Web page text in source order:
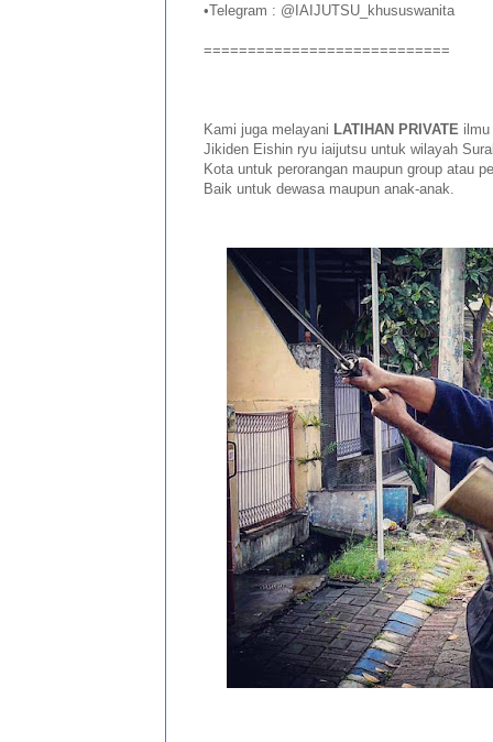
•Telegram : @IAIJUTSU_khususwanita
============================
Kami juga melayani LATIHAN PRIVATE
Jikiden Eishin ryu iaijutsu untuk wilayah
Kota untuk perorangan maupun group atau
Baik untuk dewasa maupun anak-anak.